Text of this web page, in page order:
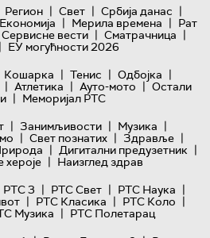
Регион | Свет | Србија данас |
Економија | Мерила времена | Рат
Сервисне вести | Сматрачница |
| ЕУ могућности 2026
Кошарка | Тенис | Одбојка |
| Атлетика | Ауто-мото | Остали
| Меморијал РТС
| Занимљивости | Музика |
| Свет познатих | Здравље |
| Дигитални предузетник |
хероје | Наизглед здрав
РТС 3 | РТС Свет | РТС Наука |
| РТС Класика | РТС Коло |
Музика | РТС Полетарац